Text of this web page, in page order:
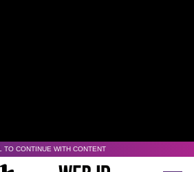
TO CONTINUE WITH CONTENT